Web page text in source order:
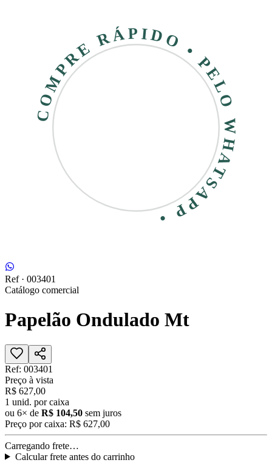
COMPRE RÁPIDO • PELO WHATSAPP •
Ref · 003401
Catálogo comercial
Papelão Ondulado Mt
Ref: 003401
Preço à vista
R$ 627,00
1 unid. por caixa
ou 6× de R$ 104,50 sem juros
Preço por caixa: R$ 627,00
Carregando frete…
Calcular frete antes do carrinho